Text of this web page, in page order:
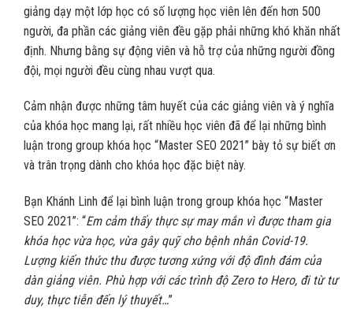
giảng dạy một lớp học có số lượng học viên lên đến hơn 500
người, đa phần các giảng viên đều gặp phải những khó khăn nhất
định. Nhưng bằng sự động viên và hỗ trợ của những người đồng
đội, mọi người đều cùng nhau vượt qua.
Cảm nhận được những tâm huyết của các giảng viên và ý nghĩa
của khóa học mang lại, rất nhiều học viên đã để lại những bình
luận trong group khóa học “Master SEO 2021” bày tỏ sự biết ơn
và trân trọng dành cho khóa học đặc biệt này.
Bạn Khánh Linh để lại bình luận trong group khóa học “Master
SEO 2021”: “Em cảm thấy thực sự may mắn vì được tham gia
khóa học vừa học, vừa gây quỹ cho bệnh nhân Covid-19.
Lượng kiến thức thu được tương xứng với độ đình đám của
dàn giảng viên. Phù hợp với các trình độ Zero to Hero, đi từ tư
duy, thực tiễn đến lý thuyết…”